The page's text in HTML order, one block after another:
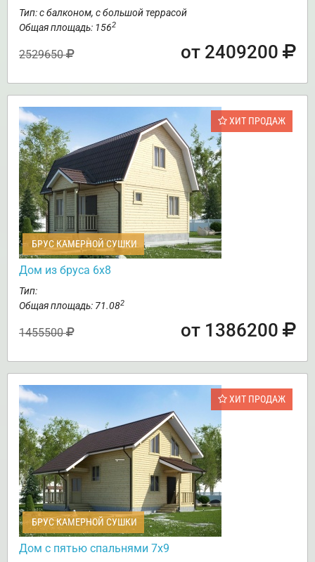
Тип: с балконом, с большой террасой
Общая площадь: 1562
2529650 от 2409200
ХИТ ПРОДАЖ
БРУС КАМЕРНОЙ СУШКИ
Дом из бруса 6х8
Тип:
Общая площадь: 71.082
1455500 от 1386200
ХИТ ПРОДАЖ
БРУС КАМЕРНОЙ СУШКИ
Дом с пятью спальнями 7х9